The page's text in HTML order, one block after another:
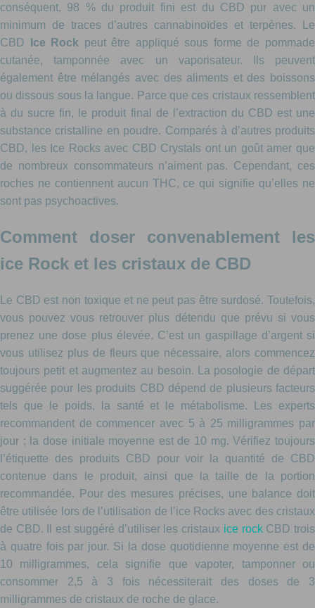
conséquent, 98 % du produit fini est du CBD pur avec un
minimum de traces d’autres cannabinoïdes et terpènes. Le
CBD
Ice Rock peut être appliqué sous forme de pommade
cutanée, tamponnée avec un vaporisateur. Ils peuvent
également être mélangés avec des aliments et des boissons
ou dissous sous la langue. Parce que ces cristaux ressemblent
à du sucre fin, le produit final de l’extraction du CBD est une
substance cristalline en poudre. Comparés à d’autres produits
CBD, les Ice Rocks avec CBD Crystals ont un goût amer que
de nombreux consommateurs n’aiment pas. Cependant, ces
roches ne contiennent aucun THC, ce qui signifie qu’elles ne
sont pas psychoactives.
Comment doser convenablement les
ice Rock et les cristaux de CBD
Le CBD est non toxique et ne peut pas être surdosé. Toutefois,
vous pouvez vous retrouver plus détendu que prévu si vous
prenez une dose plus élevée. C’est un gaspillage d’argent si
vous utilisez plus de fleurs que nécessaire, alors commencez
toujours petit et augmentez au besoin. La posologie de départ
suggérée pour les produits CBD dépend de plusieurs facteurs
tels que le poids, la santé et le métabolisme. Les experts
recommandent de commencer avec 5 à 25 milligrammes par
jour ; la dose initiale moyenne est de 10 mg. Vérifiez toujours
l’étiquette des produits CBD pour voir la quantité de CBD
contenue dans le produit, ainsi que la taille de la portion
recommandée. Pour des mesures précises, une balance doit
être utilisée lors de l’utilisation de l’ice Rocks avec des cristaux
de CBD. Il est suggéré d’utiliser les cristaux ice rockCBD trois
à quatre fois par jour. Si la dose quotidienne moyenne est de
10 milligrammes, cela signifie que vapoter, tamponner ou
consommer 2,5 à 3 fois nécessiterait des doses de 3
milligrammes de cristaux de roche de glace.